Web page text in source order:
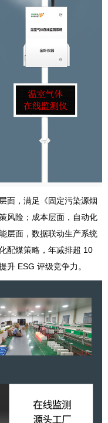
面，满足《固定污染源烟
风险；成本层面，自动化
层面，数据联动生产系统
配煤策略，年减排超 10
升 ESG 评级竞争力。